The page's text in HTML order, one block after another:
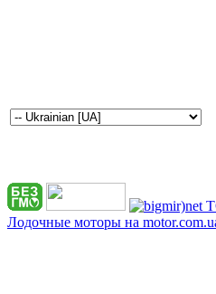
Лодочные моторы на